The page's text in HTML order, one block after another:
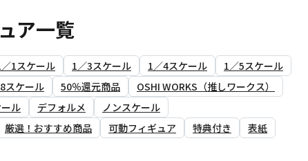
ア一覧
1スケール 1／3スケール 1／4スケール
1／5スケール
スケール 50％還元商品
OSHI WORKS（推しワークス）
ル デフォルメ
ノンスケール
厳選！おすすめ商品 可動フィギュア 特典付き 表紙